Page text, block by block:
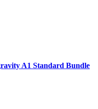
A1 Standard Bundle